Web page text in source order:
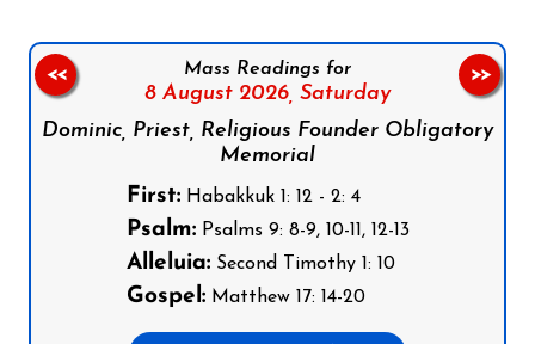
Mass Readings for
8 August 2026, Saturday
Dominic, Priest, Religious Founder Obligatory
Memorial
First:Habakkuk 1: 12 - 2: 4
Psalm:Psalms 9: 8-9, 10-11, 12-13
Alleluia:Second Timothy 1: 10
Gospel:Matthew 17: 14-20
<< >>